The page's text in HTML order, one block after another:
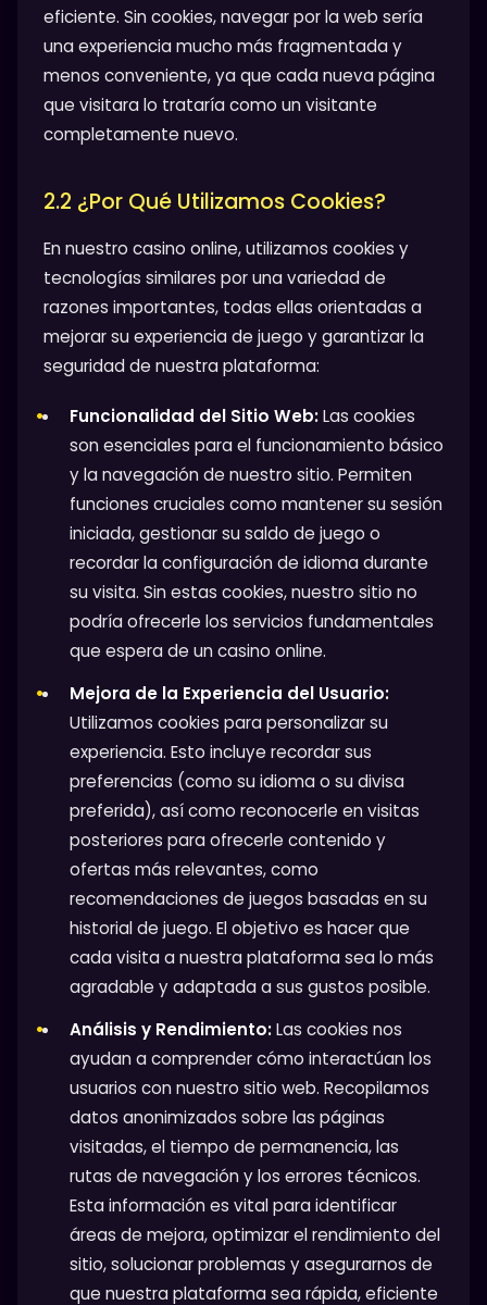
eficiente. Sin cookies, navegar por la web sería
una experiencia mucho más fragmentada y
menos conveniente, ya que cada nueva página
que visitara lo trataría como un visitante
completamente nuevo.
2.2 ¿Por Qué Utilizamos Cookies?
En nuestro casino online, utilizamos cookies y
tecnologías similares por una variedad de
razones importantes, todas ellas orientadas a
mejorar su experiencia de juego y garantizar la
seguridad de nuestra plataforma:
Funcionalidad del Sitio Web:Las cookies
son esenciales para el funcionamiento básico
y la navegación de nuestro sitio. Permiten
funciones cruciales como mantener su sesión
iniciada, gestionar su saldo de juego o
recordar la configuración de idioma durante
su visita. Sin estas cookies, nuestro sitio no
podría ofrecerle los servicios fundamentales
que espera de un casino online.
Mejora de la Experiencia del Usuario:
Utilizamos cookies para personalizar su
experiencia. Esto incluye recordar sus
preferencias (como su idioma o su divisa
preferida), así como reconocerle en visitas
posteriores para ofrecerle contenido y
ofertas más relevantes, como
recomendaciones de juegos basadas en su
historial de juego. El objetivo es hacer que
cada visita a nuestra plataforma sea lo más
agradable y adaptada a sus gustos posible.
Análisis y Rendimiento:Las cookies nos
ayudan a comprender cómo interactúan los
usuarios con nuestro sitio web. Recopilamos
datos anonimizados sobre las páginas
visitadas, el tiempo de permanencia, las
rutas de navegación y los errores técnicos.
Esta información es vital para identificar
áreas de mejora, optimizar el rendimiento del
sitio, solucionar problemas y asegurarnos de
que nuestra plataforma sea rápida, eficiente